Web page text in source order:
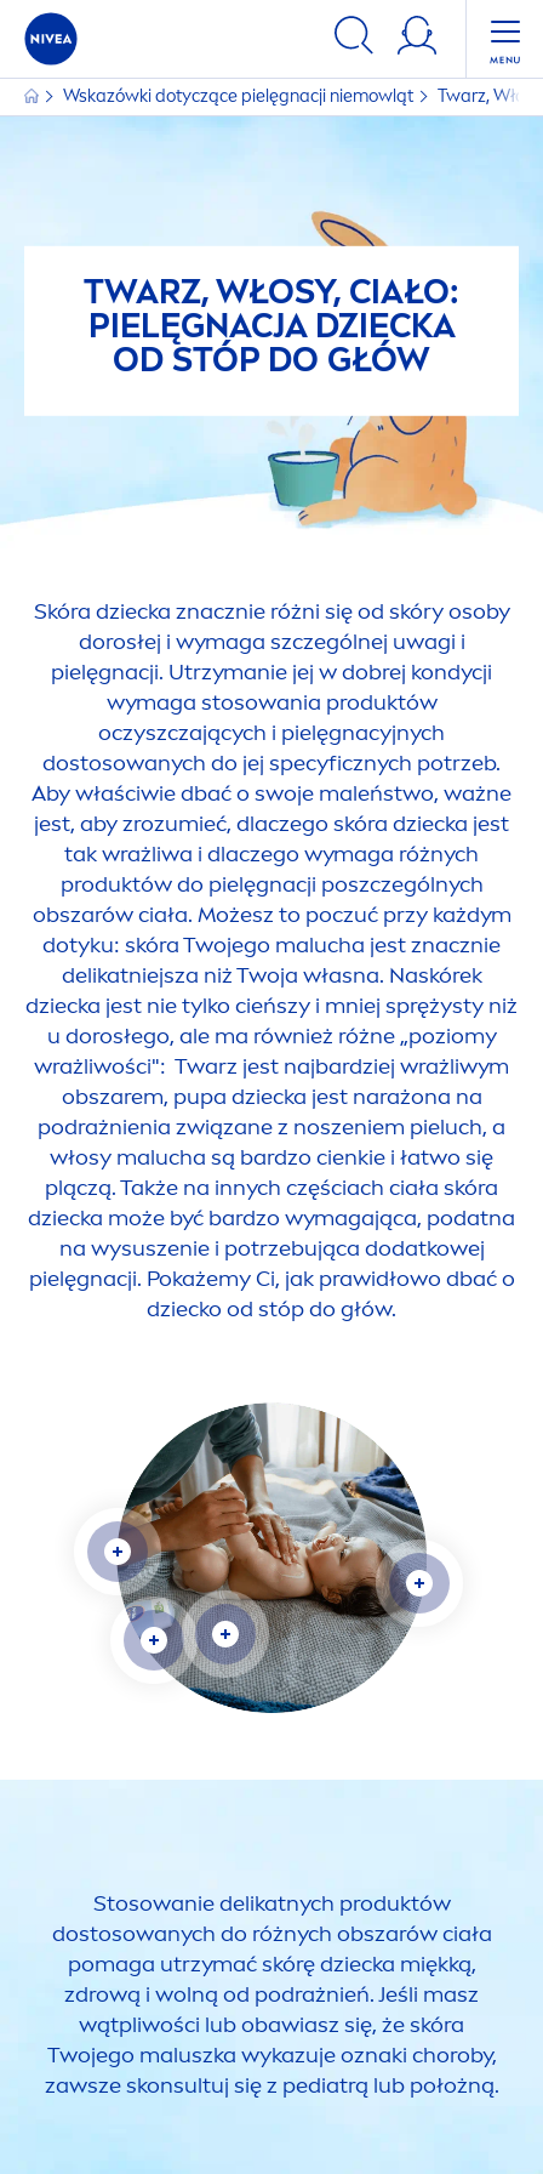
Wskazówki dotyczące pielęgnacji niemowląt Twarz,
TWARZ, WŁOSY, CIAŁO:
PIELĘGNACJA DZIECKA
OD STÓP DO GŁÓW
Skóra dziecka znacznie różni się od skóry osoby
dorosłej i wymaga szczególnej uwagi i
pielęgnacji. Utrzymanie jej w dobrej kondycji
wymaga stosowania produktów
oczyszczających i pielęgnacyjnych
dostosowanych do jej specyficznych potrzeb.
Aby właściwie dbać o swoje maleństwo, ważne
jest, aby zrozumieć, dlaczego skóra dziecka jest
tak wrażliwa i dlaczego wymaga różnych
produktów do pielęgnacji poszczególnych
obszarów ciała. Możesz to poczuć przy każdym
dotyku: skóra Twojego malucha jest znacznie
delikatniejsza niż Twoja własna. Naskórek
dziecka jest nie tylko cieńszy i mniej sprężysty niż
u dorosłego, ale ma również różne „poziomy
wrażliwości": Twarz jest najbardziej wrażliwym
obszarem, pupa dziecka jest narażona na
podrażnienia związane z noszeniem pieluch, a
włosy malucha są bardzo cienkie i łatwo się
plączą. Także na innych częściach ciała skóra
dziecka może być bardzo wymagająca, podatna
na wysuszenie i potrzebująca dodatkowej
pielęgnacji. Pokażemy Ci, jak prawidłowo dbać o
dziecko od stóp do głów.
Stosowanie delikatnych produktów
dostosowanych do różnych obszarów ciała
pomaga utrzymać skórę dziecka miękką,
zdrową i wolną od podrażnień. Jeśli masz
wątpliwości lub obawiasz się, że skóra
Twojego maluszka wykazuje oznaki choroby,
zawsze skonsultuj się z pediatrą lub położną.